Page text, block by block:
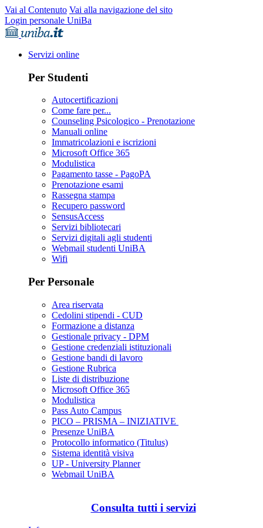
Vai al Contenuto Vai alla navigazione del sito
Login personale UniBa
Servizi online
Per Studenti
Autocertificazioni
Come fare per...
Counseling Psicologico - Prenotazione
Manuali online
Immatricolazioni e iscrizioni
Microsoft Office 365
Modulistica
Pagamento tasse - PagoPA
Prenotazione esami
Rassegna stampa
Recupero password
SensusAccess
Servizi bibliotecari
Servizi digitali agli studenti
Webmail studenti UniBA
Wifi
Per Personale
Area riservata
Cedolini stipendi - CUD
Formazione a distanza
Gestionale privacy - DPM
Gestione credenziali istituzionali
Gestione bandi di lavoro
Gestione Rubrica
Liste di distribuzione
Microsoft Office 365
Modulistica
Pass Auto Campus
PICO – PRISMA – INIZIATIVE
Presenze UniBA
Protocollo informatico (Titulus)
Sistema identità visiva
UP - University Planner
Webmail UniBA
Consulta tutti i servizi